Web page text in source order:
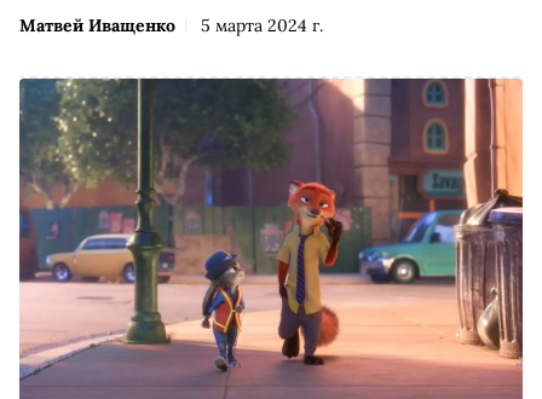
Матвей Иващенко 5 марта 2024 г.